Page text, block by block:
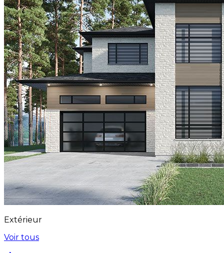
Extérieur
Voir tous